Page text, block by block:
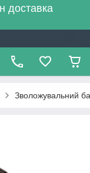
доставка
Зволожувальний